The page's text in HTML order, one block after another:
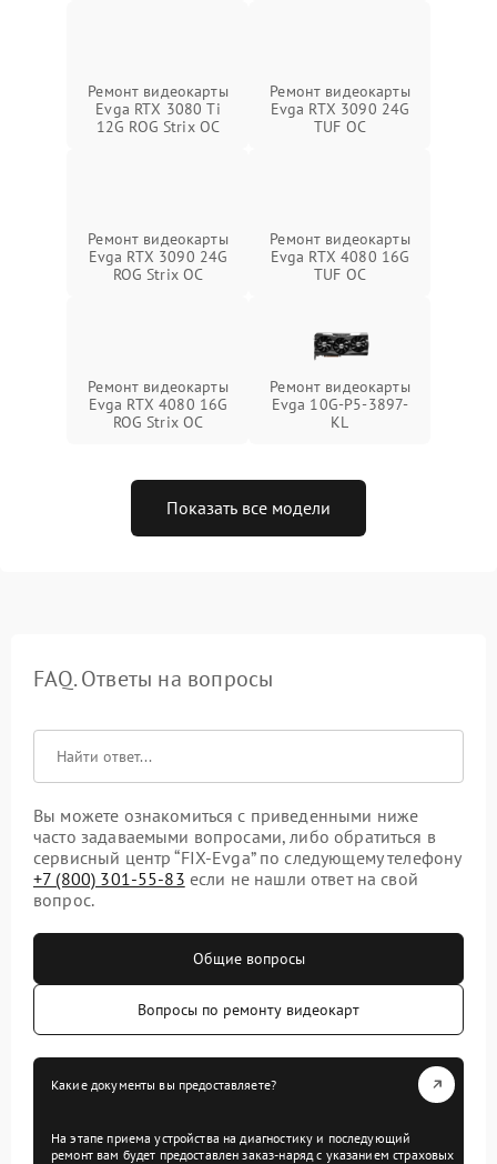
Ремонт видеокарты
Evga RTX 3080 Ti
12G ROG Strix OC
Ремонт видеокарты
Evga RTX 3090 24G
TUF OC
Ремонт видеокарты
Evga RTX 3090 24G
ROG Strix OC
Ремонт видеокарты
Evga RTX 4080 16G
TUF OC
Ремонт видеокарты
Evga RTX 4080 16G
ROG Strix OC
Ремонт видеокарты
Evga 10G-P5-3897-
KL
Показать все модели
FAQ. Ответы на вопросы
Вы можете ознакомиться с приведенными ниже
часто задаваемыми вопросами, либо обратиться в
сервисный центр “FIX-Evga” по следующему телефону
+7 (800) 301-55-83 если не нашли ответ на свой
вопрос.
Общие вопросы
Вопросы по ремонту видеокарт
Какие документы вы предоставляете?
На этапе приема устройства на диагностику и последующий
ремонт вам будет предоставлен заказ-наряд с указанием страховых